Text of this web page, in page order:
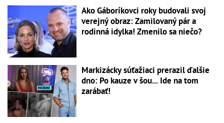
Ako Gáboríkovci roky budovali svoj
verejný obraz: Zamilovaný pár a
rodinná idylka! Zmenilo sa niečo?
Markizácky súťažiaci prerazil ďalšie
dno: Po kauze v šou... Ide na tom
zarábať!